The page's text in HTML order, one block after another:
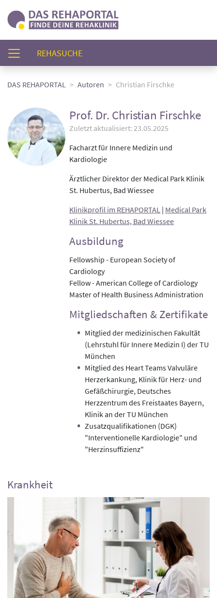
REHASUCHE(AKTUELL)
DAS REHAPORTAL Autoren Christian Firschke
Prof. Dr. Christian Firschke
Zuletzt aktualisiert: 23.05.2025
Facharzt für Innere Medizin und
Kardiologie
Ärztlicher Direktor der Medical Park Klinik
St. Hubertus, Bad Wiessee
Klinikprofil im REHAPORTAL | Medical Park
Klinik St. Hubertus, Bad Wiessee
Ausbildung
Fellowship - European Society of
Cardiology
Fellow - American College of Cardiology
Master of Health Business Administration
Mitgliedschaften & Zertifikate
Mitglied der medizinischen Fakultät
(Lehrstuhl für Innere Medizin I) der TU
München
Mitglied des Heart Teams Valvuläre
Herzerkankung, Klinik für Herz- und
Gefäßchirurgie, Deutsches
Herzzentrum des Freistaates Bayern,
Klinik an der TU München
Zusatzqualifikationen (DGK)
"Interventionelle Kardiologie" und
"Herzinsuffizienz"
Krankheit